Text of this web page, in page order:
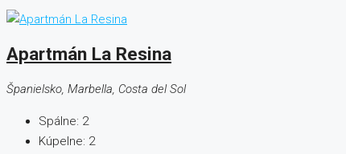
Apartmán La Resina
Španielsko, Marbella, Costa del Sol
Spálne: 2
Kúpelne: 2